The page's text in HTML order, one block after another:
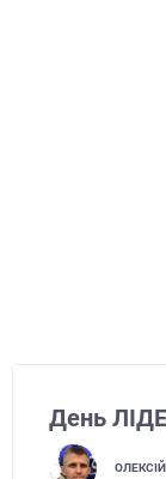
День
ОЛЕКСІЙ